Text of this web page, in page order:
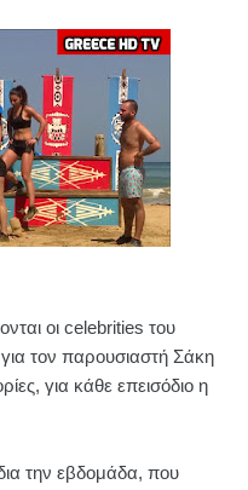
οι celebrities του
τον παρουσιαστή Σάκη
για κάθε επεισόδιο η
την εβδομάδα, που